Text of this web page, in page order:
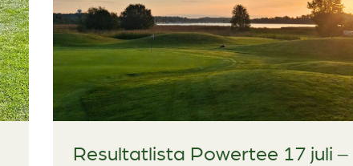
Resultatlista Powertee 17 juli –